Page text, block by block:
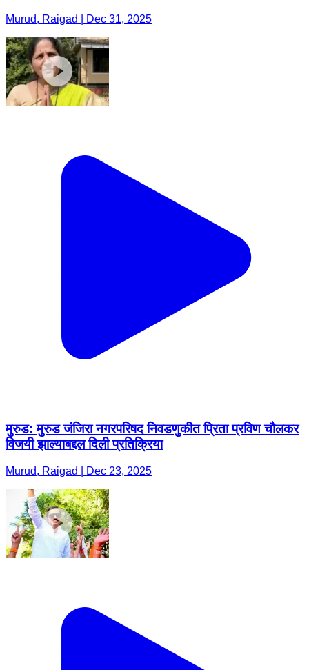
Murud, Raigad | Dec 31, 2025
मुरुड: मुरुड जंजिरा नगरपरिषद निवडणुकीत प्रिता प्रविण चौलकर
विजयी झाल्याबद्दल दिली प्रतिक्रिया
Murud, Raigad | Dec 23, 2025